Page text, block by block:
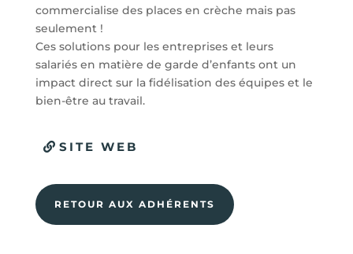
commercialise des places en crèche mais pas
seulement !
Ces solutions pour les entreprises et leurs
salariés en matière de garde d’enfants ont un
impact direct sur la fidélisation des équipes et le
bien-être au travail.
SITE WEB
RETOUR AUX ADHÉRENTS